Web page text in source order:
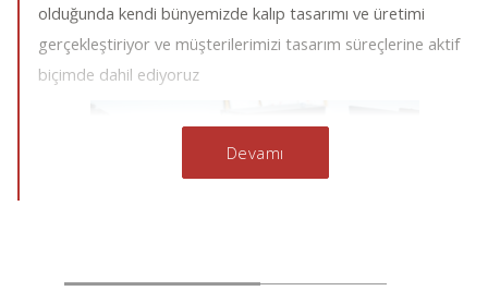
olduğunda kendi bünyemizde kalıp tasarımı ve üretimi
gerçekleştiriyor ve müşterilerimizi tasarım süreçlerine aktif
biçimde dahil ediyoruz
Devamı